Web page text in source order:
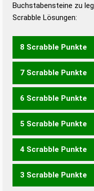
Buchstabensteine zu
Scrabble Lösungen:
8 Scrabble Punkte
ABORT
7 Scrabble Punkte
BROT
6 Scrabble Punkte
ABO BOA BOT TOB
5 Scrabble Punkte
ABT BAR BAT TAB
4 Scrabble Punkte
ORT ROT TAO TOR
3 Scrabble Punkte